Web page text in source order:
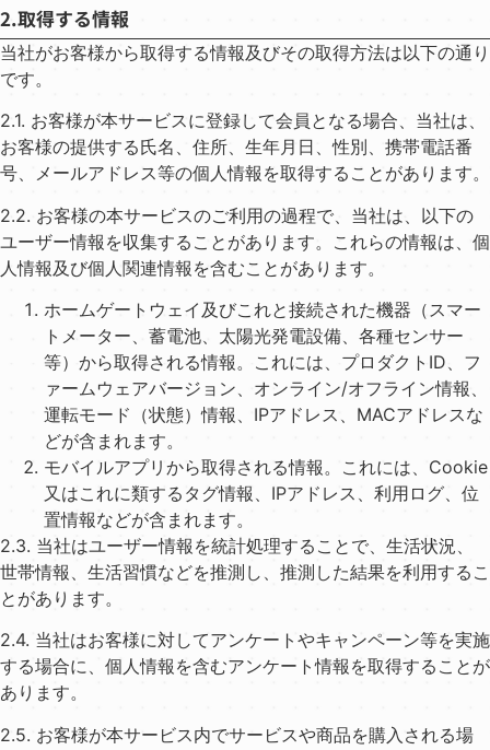
2.取得する情報
当社がお客様から取得する情報及びその取得⽅法は以下の通り
です。
2.1. お客様が本サービスに登録して会員となる場合、当社は、
お客様の提供する⽒名、住所、⽣年⽉⽇、性別、携帯電話番
号、メールアドレス等の個⼈情報を取得することがあります。
2.2. お客様の本サービスのご利⽤の過程で、当社は、以下の
ユーザー情報を収集することがあります。これらの情報は、個
⼈情報及び個⼈関連情報を含むことがあります。
ホームゲートウェイ及びこれと接続された機器（スマー
トメーター、蓄電池、太陽光発電設備、各種センサー
等）から取得される情報。これには、プロダクトID、フ
ァームウェアバージョン、オンライン/オフライン情報、
運転モード（状態）情報、IPアドレス、MACアドレスな
どが含まれます。
モバイルアプリから取得される情報。これには、Cookie
⼜はこれに類するタグ情報、IPアドレス、利⽤ログ、位
置情報などが含まれます。
2.3. 当社はユーザー情報を統計処理することで、⽣活状況、
世帯情報、⽣活習慣などを推測し、推測した結果を利⽤するこ
とがあります。
2.4. 当社はお客様に対してアンケートやキャンペーン等を実施
する場合に、個⼈情報を含むアンケート情報を取得することが
あります。
2.5. お客様が本サービス内でサービスや商品を購⼊される場